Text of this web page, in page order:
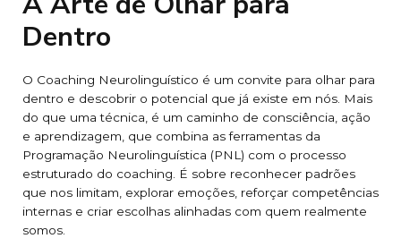
Dentro
O Coaching Neurolinguístico é um convite para olhar para
dentro e descobrir o potencial que já existe em nós. Mais
do que uma técnica, é um caminho de consciência, ação
e aprendizagem, que combina as ferramentas da
Programação Neurolinguística (PNL) com o processo
estruturado do coaching. É sobre reconhecer padrões
que nos limitam, explorar emoções, reforçar competências
internas e criar escolhas alinhadas com quem realmente
somos.